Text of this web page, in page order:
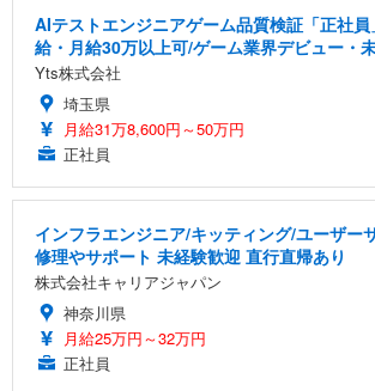
AIテストエンジニアゲーム品質検証「正社
給・月給30万以上可/ゲーム業界デビュー・
Yts株式会社
埼玉県
月給31万8,600円～50万円
正社員
インフラエンジニア/キッティング/ユーザー
修理やサポート 未経験歓迎 直行直帰あり
株式会社キャリアジャパン
神奈川県
月給25万円～32万円
正社員